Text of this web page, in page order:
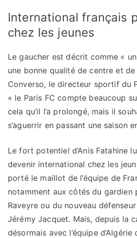
International français
chez les jeunes
Le gaucher est décrit comme «
une bonne qualité de centre et
Converso, le directeur sportif du
« le Paris FC compte beaucoup
cela qu’il l’a prolongé, mais il
s’aguerrir en passant une saison
Le fort potentiel d’Anis Fatahine
devenir international chez les
porté le maillot de l’équipe de
notamment aux côtés du gardien
Raveyre ou du nouveau
Jérémy Jacquet. Mais, depuis la
désormais avec l’équipe d’Algérie